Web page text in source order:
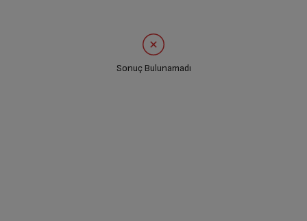
Sonuç Bulunamadı